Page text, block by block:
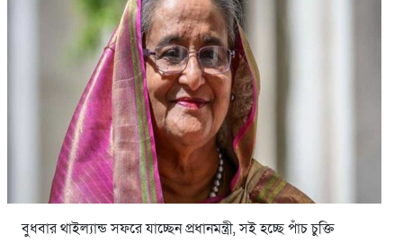
বুধবার থাইল্যান্ড সফরে যাচ্ছেন প্রধানমন্ত্রী, সই হচ্ছে পাঁচ চুক্তি